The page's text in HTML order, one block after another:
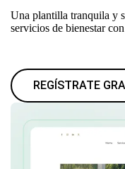
Una plantilla tranquila y
servicios de bienestar
REGÍSTRATE